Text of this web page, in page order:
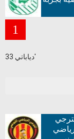
1
دياباتي 33'